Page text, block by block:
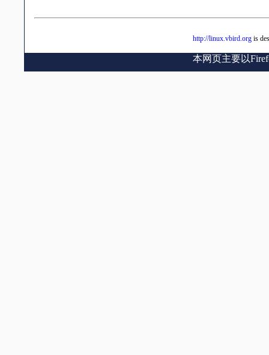
http://linux.vbird.org is
本网页主要以